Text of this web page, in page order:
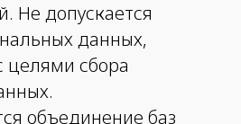
Не допускается
данных,
целями сбора
объединение баз